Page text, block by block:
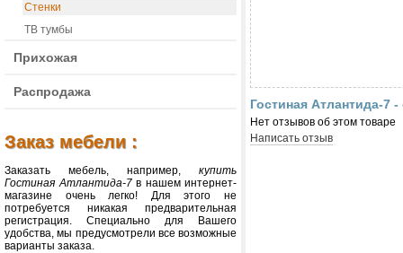
Стенки
ТВ тумбы
Прихожая
Распродажа
Заказ мебели :
Заказать мебель, например, купить
Гостиная Атлантида-7в нашем интернет-
магазине очень легко! Для этого не
потребуется никакая предварительная
регистрация. Специально для Вашего
удобства, мы предусмотрели все возможные
варианты заказа.
Гостиная Атлантида-7
Нет отзывов об этом товаре
Написать отзыв